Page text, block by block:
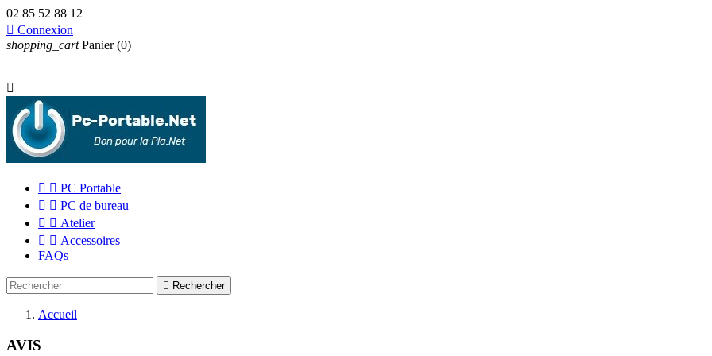
02 85 52 88 12
 Connexion
shopping_cart Panier (0)

  PC Portable
  PC de bureau
  Atelier
  Accessoires
FAQs
 Rechercher
Accueil
AVIS